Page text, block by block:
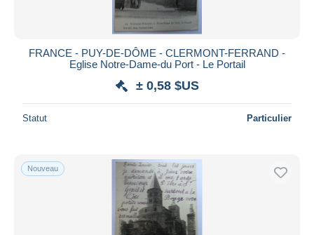
FRANCE - PUY-DE-DÔME - CLERMONT-FERRAND -
Eglise Notre-Dame-du Port - Le Portail
± 0,58 $US
Statut Particulier
Nouveau